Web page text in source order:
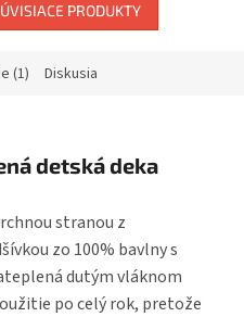
PRODUKTY
(1) Diskusia
detská deka
stranou z
zo 100% bavlny s
dutým vláknom
po celý rok, pretože